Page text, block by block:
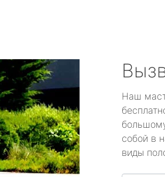
Наш
собой в
виды